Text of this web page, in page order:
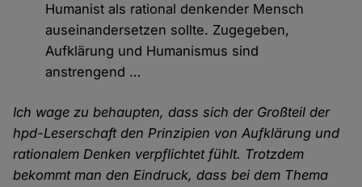
Humanist als rational denkender Mensch
auseinandersetzen sollte. Zugegeben,
Aufklärung und Humanismus sind
anstrengend …
Ich wage zu behaupten, dass sich der Großteil der
hpd-Leserschaft den Prinzipien von Aufklärung und
rationalem Denken verpflichtet fühlt. Trotzdem
bekommt man den Eindruck, dass bei dem Thema